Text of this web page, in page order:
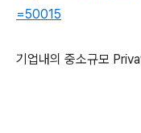
=50015
기업내의 중소규모